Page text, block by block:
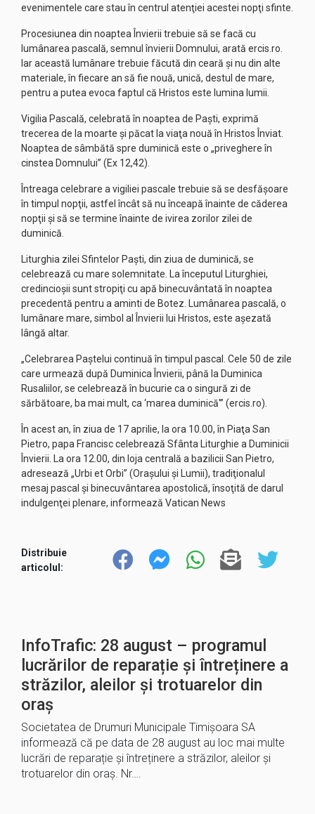
evenimentele care stau în centrul atenţiei acestei nopţi sfinte.
Procesiunea din noaptea Învierii trebuie să se facă cu
lumânarea pascală, semnul învierii Domnului, arată ercis.ro.
Iar această lumânare trebuie făcută din ceară şi nu din alte
materiale, în fiecare an să fie nouă, unică, destul de mare,
pentru a putea evoca faptul că Hristos este lumina lumii.
Vigilia Pascală, celebrată în noaptea de Paşti, exprimă
trecerea de la moarte şi păcat la viaţa nouă în Hristos Înviat.
Noaptea de sâmbătă spre duminică este o „priveghere în
cinstea Domnului” (Ex 12,42).
Întreaga celebrare a vigiliei pascale trebuie să se desfăşoare
în timpul nopţii, astfel încât să nu înceapă înainte de căderea
nopţii şi să se termine înainte de ivirea zorilor zilei de
duminică.
Liturghia zilei Sfintelor Paşti, din ziua de duminică, se
celebrează cu mare solemnitate. La începutul Liturghiei,
credincioşii sunt stropiţi cu apă binecuvântată în noaptea
precedentă pentru a aminti de Botez. Lumânarea pascală, o
lumânare mare, simbol al Învierii lui Hristos, este aşezată
lângă altar.
„Celebrarea Paştelui continuă în timpul pascal. Cele 50 de zile
care urmează după Duminica Învierii, până la Duminica
Rusaliilor, se celebrează în bucurie ca o singură zi de
sărbătoare, ba mai mult, ca ‘marea duminică'” (ercis.ro).
În acest an, în ziua de 17 aprilie, la ora 10.00, în Piaţa San
Pietro, papa Francisc celebrează Sfânta Liturghie a Duminicii
Învierii. La ora 12.00, din loja centrală a bazilicii San Pietro,
adresează „Urbi et Orbi” (Oraşului şi Lumii), tradiţionalul
mesaj pascal şi binecuvântarea apostolică, însoţită de darul
indulgenţei plenare, informează Vatican News
Distribuie
articolul:
InfoTrafic: 28 august – programul
lucrărilor de reparație și întreținere a
străzilor, aleilor și trotuarelor din
oraș
Societatea de Drumuri Municipale Timișoara SA
informează că pe data de 28 august au loc mai multe
lucrări de reparație și întreținere a străzilor, aleilor și
trotuarelor din oraș. Nr….